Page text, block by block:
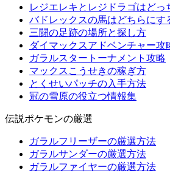
レジエレキとレジドラゴはどっ
バドレックスの馬はどちらにす
三闘の足跡の場所と探し方
ダイマックスアドベンチャー攻
ガラルスタートーナメント攻略
マックスこうせきの稼ぎ方
とくせいパッチの入手方法
冠の雪原の役立つ情報集
伝説ポケモンの厳選
ガラルフリーザーの厳選方法
ガラルサンダーの厳選方法
ガラルファイヤーの厳選方法